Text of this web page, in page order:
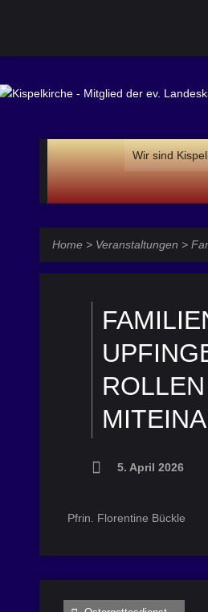
Wir sind
Home > Veranstaltungen >
5. April 2026
Pfrin. Florentine Bückle